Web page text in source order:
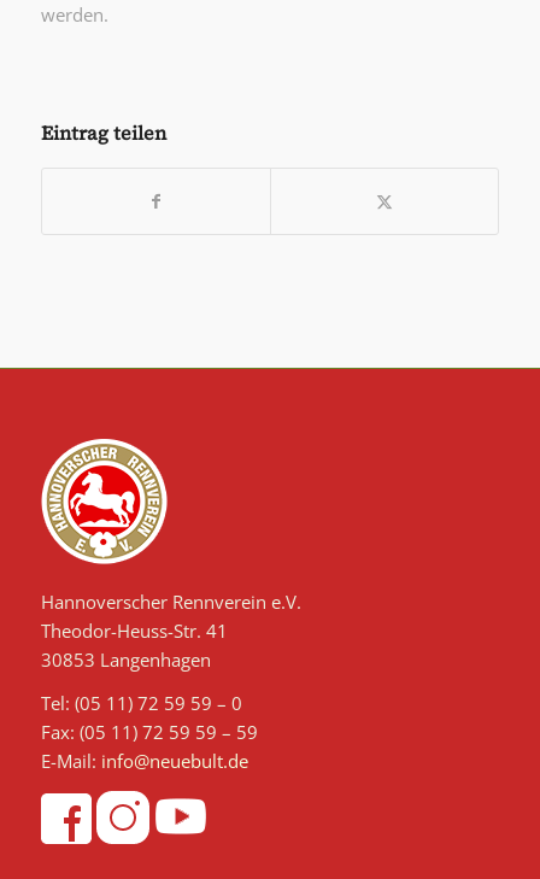
werden.
Eintrag teilen
Hannoverscher Rennverein e.V.
Theodor-Heuss-Str. 41
30853 Langenhagen
Tel: (05 11) 72 59 59 – 0
Fax: (05 11) 72 59 59 – 59
E-Mail: info@neuebult.de